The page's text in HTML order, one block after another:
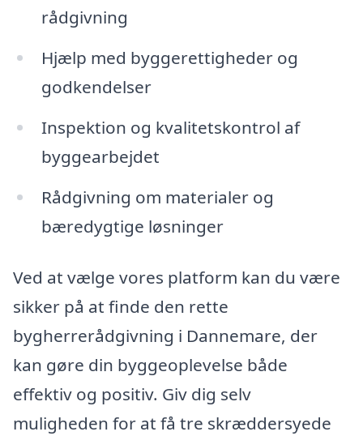
rådgivning
Hjælp med byggerettigheder og
godkendelser
Inspektion og kvalitetskontrol af
byggearbejdet
Rådgivning om materialer og
bæredygtige løsninger
Ved at vælge vores platform kan du være
sikker på at finde den rette
bygherrerådgivning i Dannemare, der
kan gøre din byggeoplevelse både
effektiv og positiv. Giv dig selv
muligheden for at få tre skræddersyede